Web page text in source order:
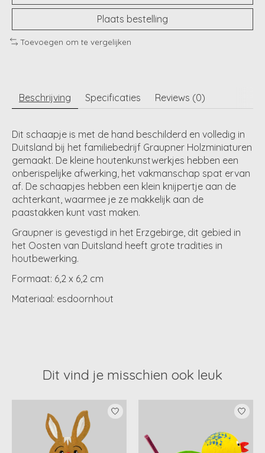
Plaats bestelling
Toevoegen om te vergelijken
Beschrijving Specificaties Reviews (0)
Dit schaapje is met de hand beschilderd en volledig in
Duitsland bij het familiebedrijf Graupner Holzminiaturen
gemaakt. De kleine houtenkunstwerkjes hebben een
onberispelijke afwerking, het vakmanschap spat ervan
af. De schaapjes hebben een klein knijpertje aan de
achterkant, waarmee je ze makkelijk aan de
paastakken kunt vast maken.
Graupner is gevestigd in het Erzgebirge, dit gebied in
het Oosten van Duitsland heeft grote tradities in
houtbewerking.
Formaat: 6,2 x 6,2 cm
Materiaal: esdoornhout
Dit vind je misschien ook leuk
Items van productcarrousel